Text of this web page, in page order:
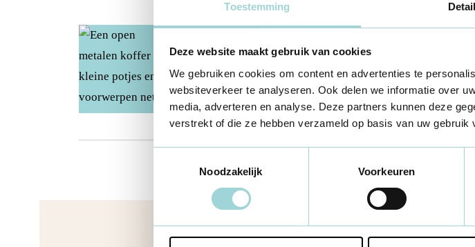
Toestemming
Deze website maakt gebruik van cookies
We gebruiken cookies om content en advertenties te
websiteverkeer te analyseren. Ook delen we informatie over
media, adverteren en analyse. Deze partners kunnen deze
verstrekt of die ze hebben verzameld op basis van uw gebruik
Noodzakelijk
Voorkeuren
2 nov 2025